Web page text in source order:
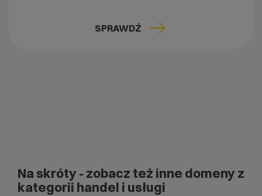
SPRAWDŹ
Na skróty - zobacz też inne domeny z
kategorii handel i usługi